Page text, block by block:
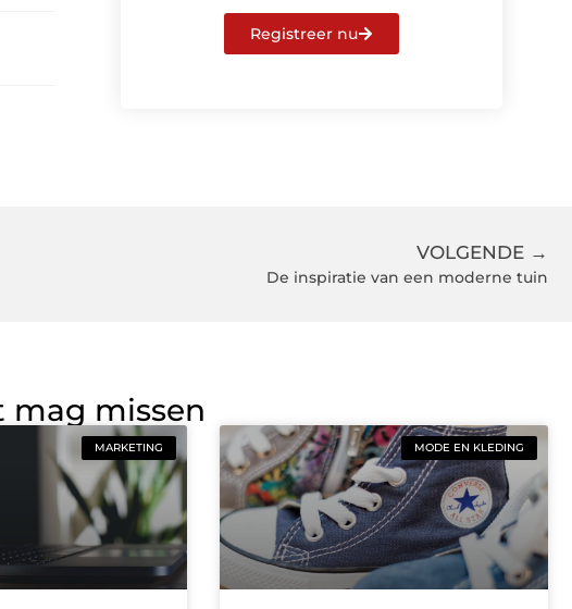
Registreer nu
VOLGENDE →
De inspiratie van een moderne tuin
mag missen
MARKETING MODE EN KLEDING